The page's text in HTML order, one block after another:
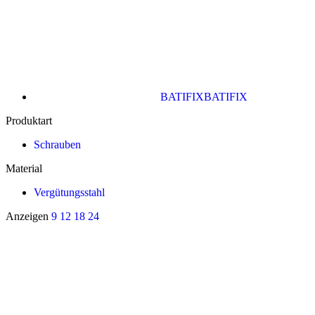
BATIFIXBATIFIX
Produktart
Schrauben
Material
Vergütungsstahl
Anzeigen 9 12 18 24